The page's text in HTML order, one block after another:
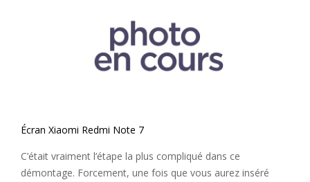
Écran Xiaomi Redmi Note 7
C’était vraiment l’étape la plus compliqué dans ce
démontage. Forcement, une fois que vous aurez inséré